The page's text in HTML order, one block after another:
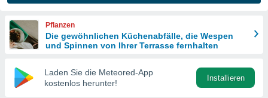
diese
Pflanzen
Die gewöhnlichen Küchenabfälle, die Wespen
und Spinnen von Ihrer Terrasse fernhalten
Laden Sie die Meteored-App
kostenlos herunter!
Installieren